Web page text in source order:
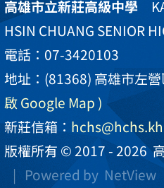
高雄市立新莊高級中學
HSIN CHUANG SENIOR
電話：07-3420103
地址：(81368) 高雄市左
啟 Google Map )
新莊信箱：
版權所有 © 2017 - 2026
| Powered by NetView